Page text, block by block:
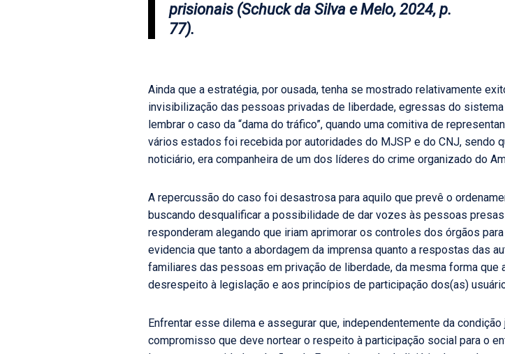
prisionais (Schuck da Silva e Melo, 2024, p.
77).
Ainda que a estratégia, por ousada, tenha se mostrado relativamente
invisibilização das pessoas privadas de liberdade, egressas do
lembrar o caso da “dama do tráfico”, quando uma comitiva de
vários estados foi recebida por autoridades do MJSP e do CNJ, sendo
noticiário, era companheira de um dos líderes do crime organizado do
A repercussão do caso foi desastrosa para aquilo que prevê o
buscando desqualificar a possibilidade de dar vozes às pessoas
responderam alegando que iriam aprimorar os controles dos órgãos
evidencia que tanto a abordagem da imprensa quanto a respostas das
familiares das pessoas em privação de liberdade, da mesma forma
desrespeito à legislação e aos princípios de participação dos(as)
Enfrentar esse dilema e assegurar que, independentemente da
compromisso que deve nortear o respeito à participação social para o